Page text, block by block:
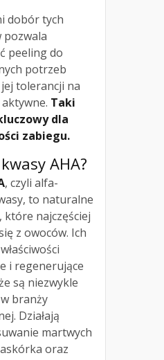
dobór tych
pozwala
peeling do
potrzeb
tolerancji na
Taki
dla
zabiegu.
AHA?
, czyli alfa-
to naturalne
które najczęściej
z owoców. Ich
i regenerujące
są niezwykle
branży
Działają
martwych
oraz